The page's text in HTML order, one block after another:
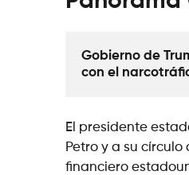
Gobierno de
con el
El presidente
Petro y a su
financiero